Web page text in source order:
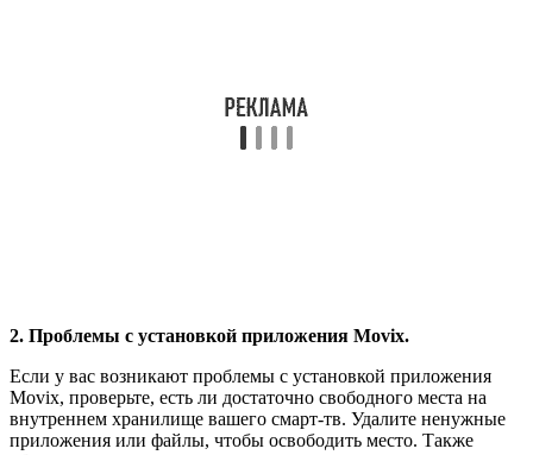
2. Проблемы с установкой приложения Movix.
Если у вас возникают проблемы с установкой приложения
Movix, проверьте, есть ли достаточно свободного места на
внутреннем хранилище вашего смарт-тв. Удалите ненужные
приложения или файлы, чтобы освободить место. Также